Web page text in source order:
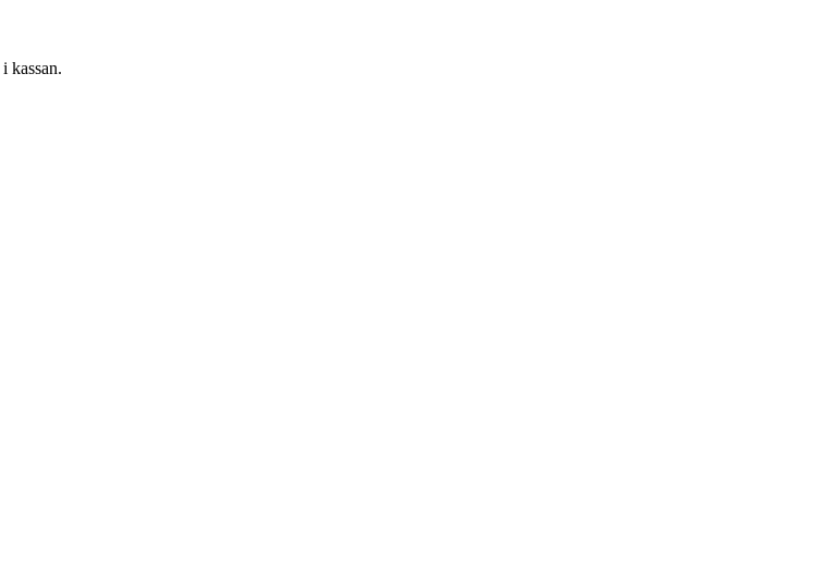
i kassan.